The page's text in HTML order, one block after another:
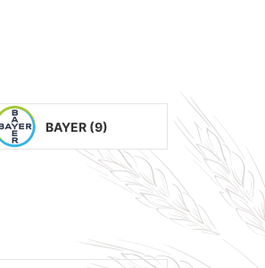
BAYER (9)